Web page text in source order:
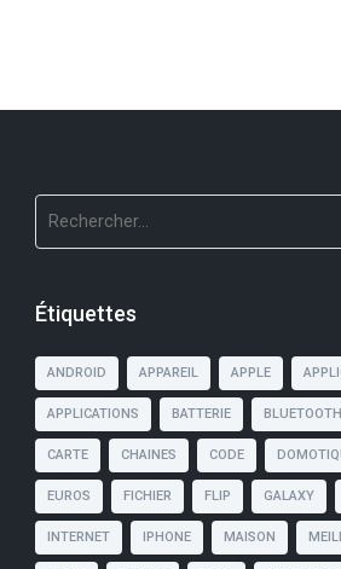
Rechercher :
Étiquettes
ANDROID APPAREIL APPLE
APPLICATIONS BATTERIE BLUETOOTH
CARTE CHAINES CODE
EUROS FICHIER FLIP GALAXY
INTERNET IPHONE MAISON